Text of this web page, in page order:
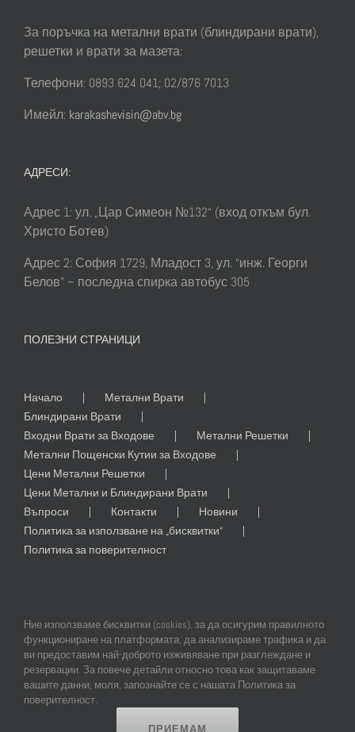
За поръчка на метални врати (блиндирани врати),
решетки и врати за мазета:
Телефони: 0893 624 041; 02/876 7013
Имейл: karakashevisin@abv.bg
АДРЕСИ:
Адрес 1: ул. „Цар Симеон №132“ (вход откъм бул.
Христо Ботев)
Адрес 2: София 1729, Младост 3, ул. “инж. Георги
Белов” – последна спирка автобус 305
ПОЛЕЗНИ СТРАНИЦИ
Начало
Метални Врати
Блиндирани Врати
Входни Врати за Входове
Метални Решетки
Метални Пощенски Кутии за Входове
Цени Метални Решетки
Цени Метални и Блиндирани Врати
Въпроси
Контакти
Новини
Политика за използване на „бисквитки“
Политика за поверителност
© Copyright2026 | All Rights Reserved | Professional Web Design and
SEO byOnline Creations Ltd
Ние използваме бисквитки (cookies), за да осигурим правилното
функциониране на платформата, да анализираме трафика и да
ви предоставим най-доброто изживяване при разглеждане и
резервации. За повече детайли относно това как защитаваме
вашите данни, моля, запознайте се с нашата Политика за
поверителност.
ПРИЕМАМ